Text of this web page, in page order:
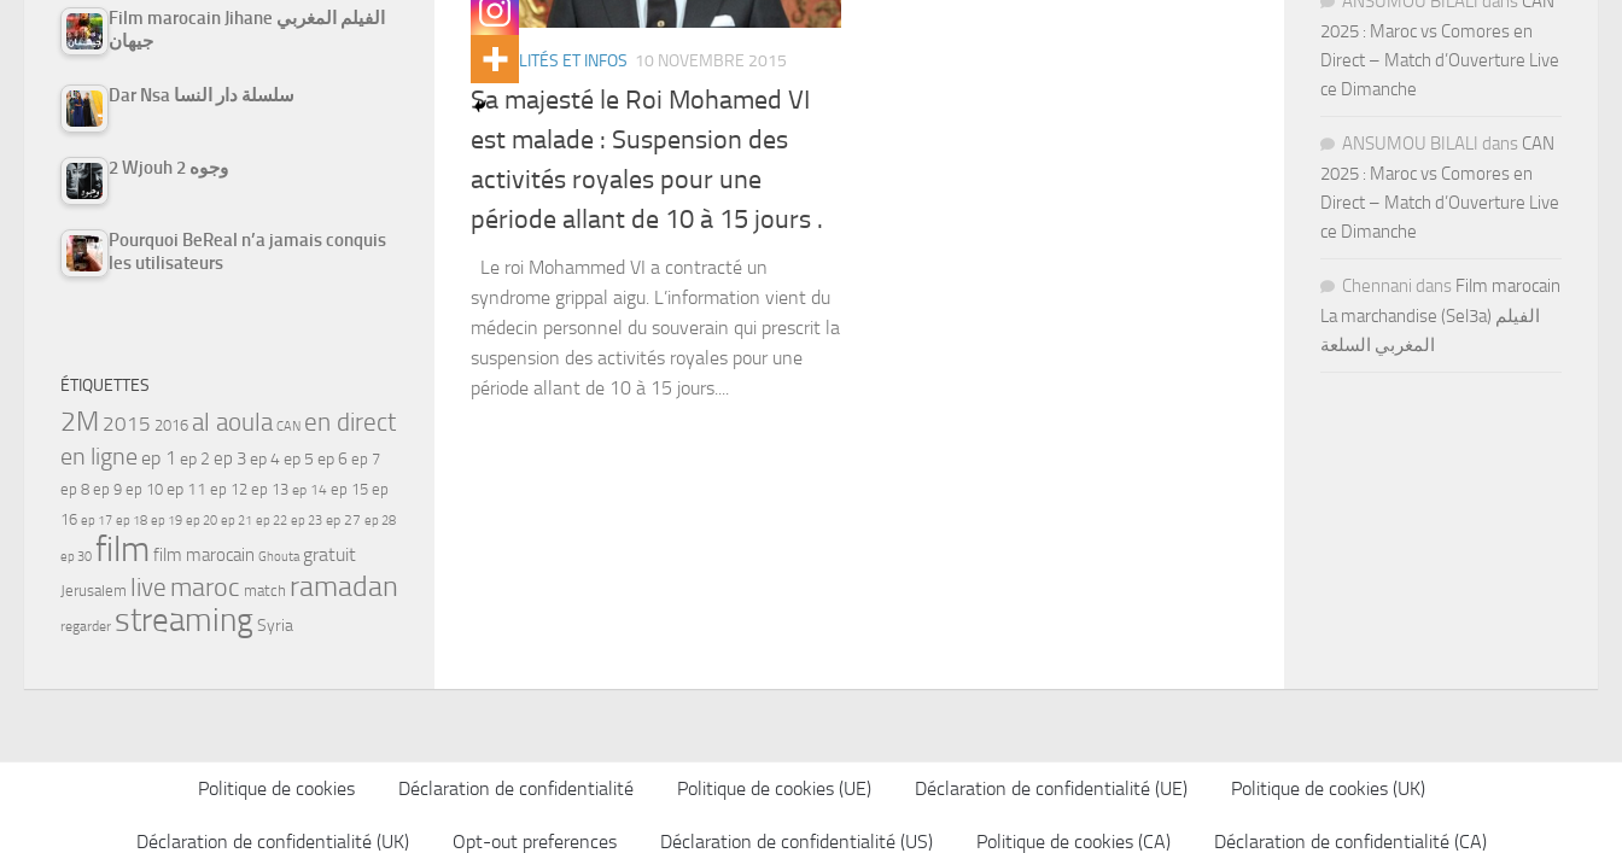
ACTUALITÉS ET INFOS 10 NOVEMBRE 2015
Sa majesté le Roi Mohamed VI
est malade : Suspension des
activités royales pour une
période allant de 10 à 15 jours .
Le roi Mohammed VI a contracté un
syndrome grippal aigu. L’information vient du
médecin personnel du souverain qui prescrit la
suspension des activités royales pour une
période allant de 10 à 15 jours....
Film marocain Jihane الفيلم المغربي
جيهان
Dar Nsa سلسلة دار النسا
2 Wjouh 2 وجوه
Pourquoi BeReal n’a jamais conquis
les utilisateurs
ÉTIQUETTES
2M 2015 2016 al aoula CAN en direct
en ligne ep 1 ep 2 ep 3ep 4ep 5 ep 6 ep 7
ep 8 ep 9 ep 10 ep 11 ep 12 ep 13 ep 14 ep 15 ep
16 ep 17 ep 18 ep 19 ep 20 ep 21 ep 22 ep 23 ep 27 ep 28
ep 30 film film marocain Ghouta gratuit
Jerusalem live maroc match ramadan
regarder streamingSyria
2025 : Maroc vs Comores en
Direct – Match d’Ouverture Live
ce Dimanche
ANSUMOU BILALI dans CAN
2025 : Maroc vs Comores en
Direct – Match d’Ouverture Live
ce Dimanche
Chennani dans Film marocain
La marchandise (Sel3a) الفيلم
المغربي السلعة
Politique de cookies Déclaration de confidentialité Politique de cookies (UE) Déclaration de confidentialité (UE) Politique de cookies (UK)
Déclaration de confidentialité (UK) Opt-out preferences Déclaration de confidentialité (US) Politique de cookies (CA) Déclaration de confidentialité (CA)